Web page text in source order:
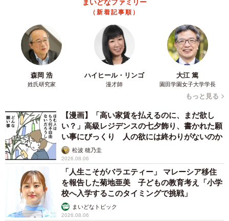
まいどなファミリー
（新着記事順）
森岡 浩
姓氏研究家
ハイヒール・リンゴ
漫才師
大江 篤
園田学園女子大学学長
もっと見る
【漫画】「高い家賃を払えるのに、まだ欲し
い？」高級レジデンスの七夕飾り、書かれた願
い事にびっくり 人の欲には終わりがないのか
松波 穂乃圭
2026.08.06
「人生こそがバラエティー」 マレーシア移住
を報告した菊地亜美 子どもの教育考え「小学
校へ入学するこのタイミングで挑戦」
まいどなトピック
2026.08.06